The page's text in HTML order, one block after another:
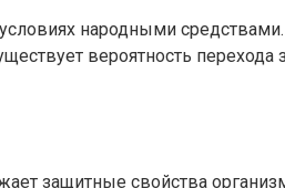
народными
вероятность
защитные свойства